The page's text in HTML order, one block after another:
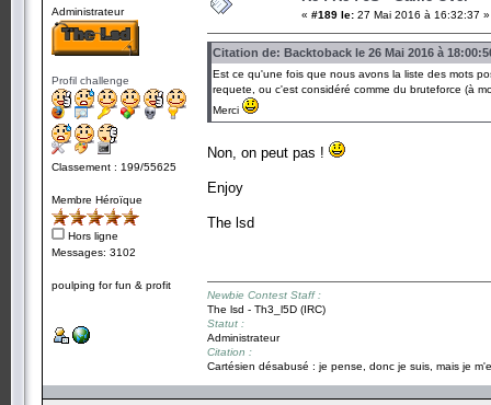
Administrateur
Profil challenge
Classement : 199/55625
Membre Héroïque
Hors ligne
Messages: 3102
poulping for fun & profit
« #189 le: 27 Mai 2016 à 16:32:37 »
Citation de: Backtoback le 26 Mai 2016 à
Est ce qu'une fois que nous avons la liste des mots
requete, ou c'est considéré comme du bruteforce (à
Merci
Non, on peut pas !
Enjoy
The lsd
Newbie Contest Staff :
The lsd - Th3_l5D (IRC)
Statut :
Administrateur
Citation :
Cartésien désabusé : je pense, donc je suis, mais je